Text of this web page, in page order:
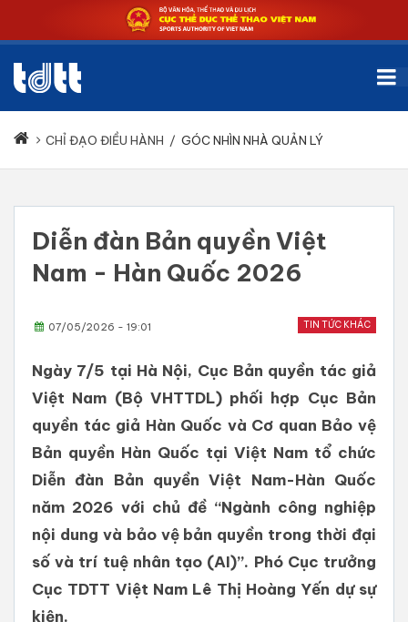
CHỈ ĐẠO ĐIỀU HÀNH / GÓC NHÌN NHÀ QUẢN LÝ
Diễn đàn Bản quyền Việt
Nam - Hàn Quốc 2026
TIN TỨC KHÁC
07/05/2026 - 19:01
Ngày 7/5 tại Hà Nội, Cục Bản quyền tác giả
Việt Nam (Bộ VHTTDL) phối hợp Cục Bản
quyền tác giả Hàn Quốc và Cơ quan Bảo vệ
Bản quyền Hàn Quốc tại Việt Nam tổ chức
Diễn đàn Bản quyền Việt Nam-Hàn Quốc
năm 2026 với chủ đề “Ngành công nghiệp
nội dung và bảo vệ bản quyền trong thời đại
số và trí tuệ nhân tạo (AI)”. Phó Cục trưởng
Cục TDTT Việt Nam Lê Thị Hoàng Yến dự sự
kiện.